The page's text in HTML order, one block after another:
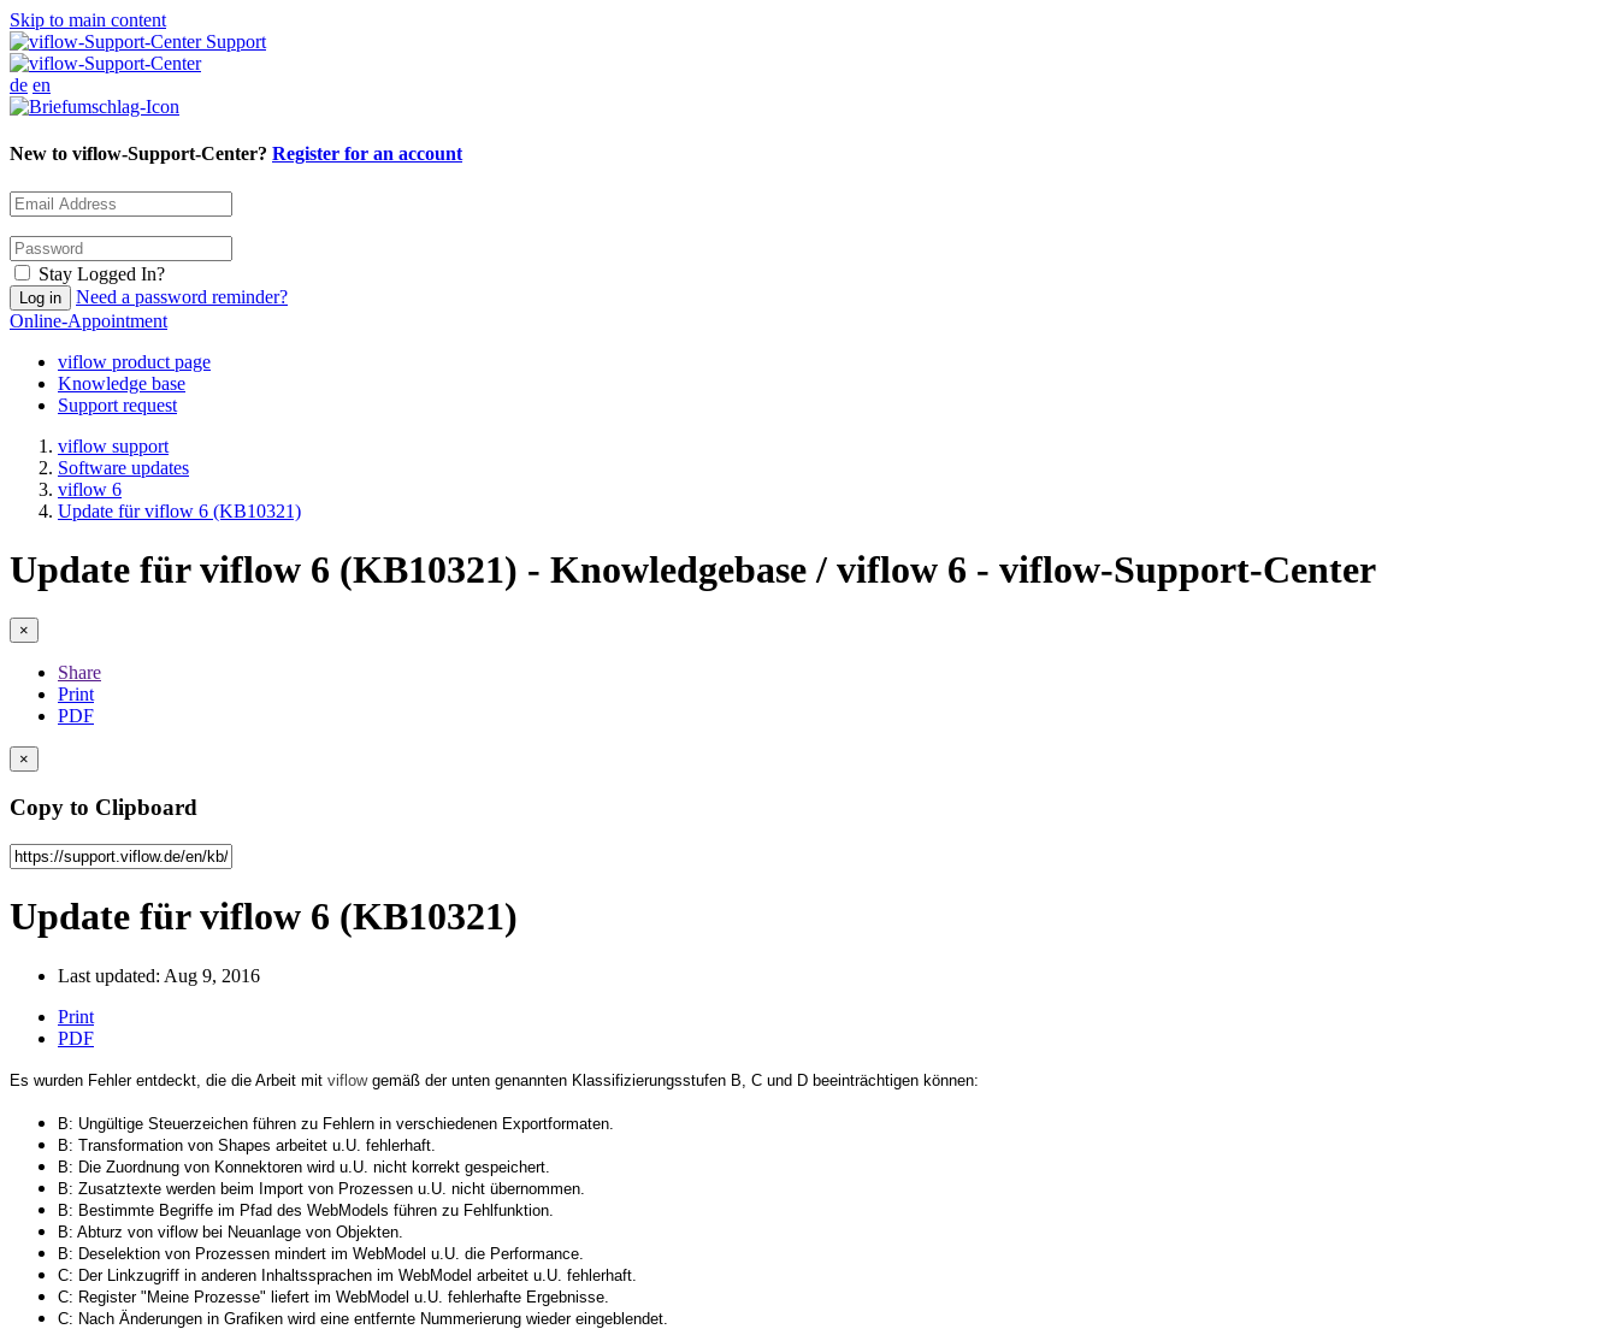
Skip to main content
Support
de en
New to viflow-Support-Center? Register for an account
Stay Logged In?
Need a password reminder?
Online-Appointment
viflow product page
Knowledge base
Support request
viflow support
Software updates
viflow 6
Update für viflow 6 (KB10321)
Update für viflow 6 (KB10321) - Knowledgebase / viflow 6 - viflow-Support-Center
×
Share
Print
PDF
×
Copy to Clipboard
Update für viflow 6 (KB10321)
Last updated: Aug 9, 2016
Print
PDF
Es wurden Fehler entdeckt, die die Arbeit mit viflow gemäß der unten genannten Klassifizierungsstufen B, C und D beeinträchtigen können:
B: Ungültige Steuerzeichen führen zu Fehlern in verschiedenen Exportformaten.
B: Transformation von Shapes arbeitet u.U. fehlerhaft.
B: Die Zuordnung von Konnektoren wird u.U. nicht korrekt gespeichert.
B: Zusatztexte werden beim Import von Prozessen u.U. nicht übernommen.
B: Bestimmte Begriffe im Pfad des WebModels führen zu Fehlfunktion.
B: Abturz von viflow bei Neuanlage von Objekten.
B: Deselektion von Prozessen mindert im WebModel u.U. die Performance.
C: Der Linkzugriff in anderen Inhaltssprachen im WebModel arbeitet u.U. fehlerhaft.
C: Register "Meine Prozesse" liefert im WebModel u.U. fehlerhafte Ergebnisse.
C: Nach Änderungen in Grafiken wird eine entfernte Nummerierung wieder eingeblendet.